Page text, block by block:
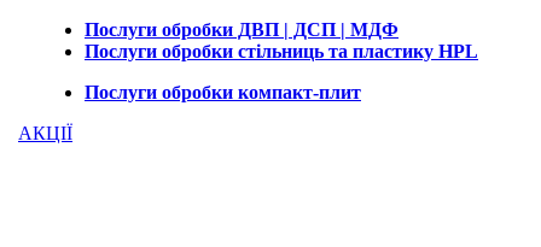
Послуги обробки ДВП | ДСП | МДФ
Послуги обробки стільниць та пластику HPL
Послуги обробки компакт-плит
АКЦІЇ